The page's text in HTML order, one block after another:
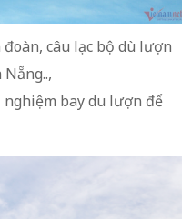
câu lạc bộ dù lượn
bay du lượn để